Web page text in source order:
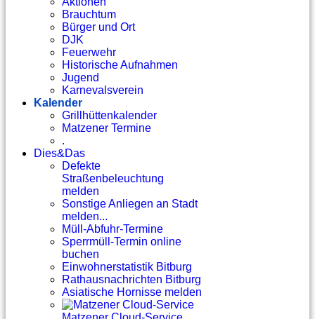
Brauchtum
Bürger und Ort
DJK
Feuerwehr
Historische Aufnahmen
Jugend
Karnevalsverein
Kalender
Grillhüttenkalender
Matzener Termine
.
Dies&Das
Defekte
Straßenbeleuchtung
melden
Sonstige Anliegen an Stadt
melden...
Müll-Abfuhr-Termine
Sperrmüll-Termin online
buchen
Einwohnerstatistik Bitburg
Rathausnachrichten Bitburg
Asiatische Hornisse melden